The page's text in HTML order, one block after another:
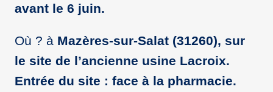
avant le 6 juin.
Où ? à Mazères-sur-Salat (31260), sur
le site de l’ancienne usine Lacroix.
Entrée du site : face à la pharmacie.